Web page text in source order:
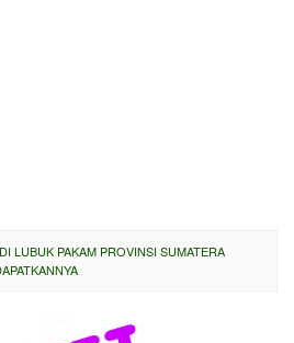
LUBUK PAKAM PROVINSI SUMATERA